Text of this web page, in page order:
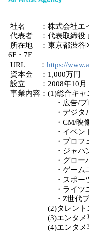
社名 ：株式会社エイ
代表者 ：代表取締役
所在地 ：東京都渋谷
6F・7F
URL ： https://
資本金 ：1,000万円
設立 ：2008年10月
事業内容：(1)総合キ
・広告/プロモー
・デジタルユ
・CM/映像/番
・イベント/学
・プロフェッシ
・ジャパンカル
・グローバル
・ゲームユ
・スポーツ/ア
・ライツユ
・Z世代プロ
(2)タレントス
(3)エンタメ専門
(4)エンタメ専